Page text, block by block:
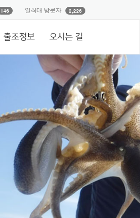
146 일최대 방문자 2,226
출조정보 오시는 길